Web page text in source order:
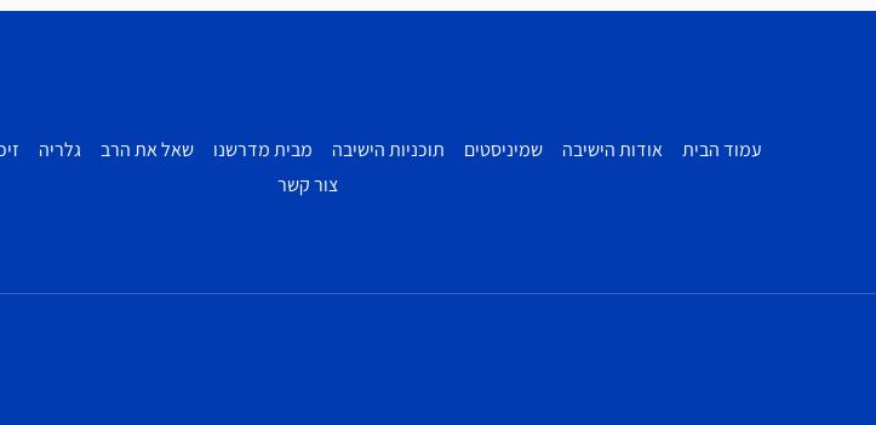
עמוד הבית אודות הישיבה שמיניסטים תוכניות הישיבה מבית מדרשנו שאל את הרב גלריה
צור קשר